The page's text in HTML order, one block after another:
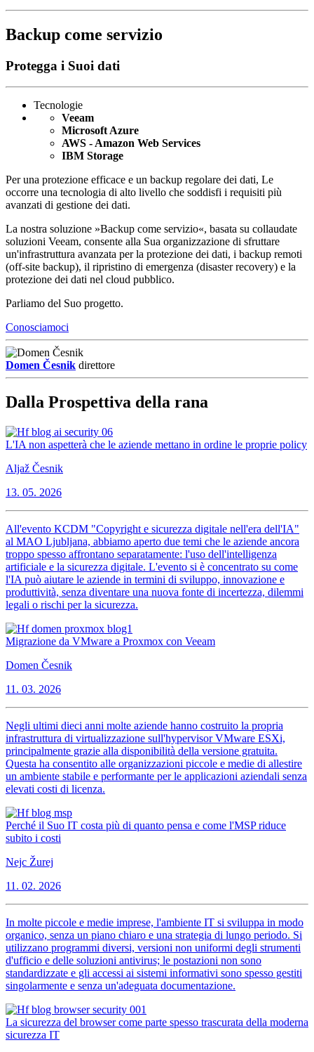
Backup come servizio
Protegga i Suoi dati
Tecnologie
Veeam
Microsoft Azure
AWS - Amazon Web Services
IBM Storage
Per una protezione efficace e un backup regolare dei dati, Le
occorre una tecnologia di alto livello che soddisfi i requisiti più
avanzati di gestione dei dati.
La nostra soluzione »Backup come servizio«, basata su collaudate
soluzioni Veeam, consente alla Sua organizzazione di sfruttare
un'infrastruttura avanzata per la protezione dei dati, i backup remoti
(off-site backup), il ripristino di emergenza (disaster recovery) e la
protezione dei dati nel cloud pubblico.
Parliamo del Suo progetto.
Conosciamoci
Domen Česnik direttore
Dalla Prospettiva della rana
L'IA non aspetterà che le aziende mettano in ordine le proprie policy
Aljaž Česnik
13. 05. 2026
All'evento KCDM "Copyright e sicurezza digitale nell'era dell'IA"
al MAO Ljubljana, abbiamo aperto due temi che le aziende ancora
troppo spesso affrontano separatamente: l'uso dell'intelligenza
artificiale e la sicurezza digitale. L'evento si è concentrato su come
l'IA può aiutare le aziende in termini di sviluppo, innovazione e
produttività, senza diventare una nuova fonte di incertezza, dilemmi
legali o rischi per la sicurezza.
Migrazione da VMware a Proxmox con Veeam
Domen Česnik
11. 03. 2026
Negli ultimi dieci anni molte aziende hanno costruito la propria
infrastruttura di virtualizzazione sull'hypervisor VMware ESXi,
principalmente grazie alla disponibilità della versione gratuita.
Questa ha consentito alle organizzazioni piccole e medie di allestire
un ambiente stabile e performante per le applicazioni aziendali senza
elevati costi di licenza.
Perché il Suo IT costa più di quanto pensa e come l'MSP riduce
subito i costi
Nejc Žurej
11. 02. 2026
In molte piccole e medie imprese, l'ambiente IT si sviluppa in modo
organico, senza un piano chiaro e una strategia di lungo periodo. Si
utilizzano programmi diversi, versioni non uniformi degli strumenti
d'ufficio e delle soluzioni antivirus; le postazioni non sono
standardizzate e gli accessi ai sistemi informativi sono spesso gestiti
singolarmente e senza un'adeguata documentazione.
La sicurezza del browser come parte spesso trascurata della moderna
sicurezza IT